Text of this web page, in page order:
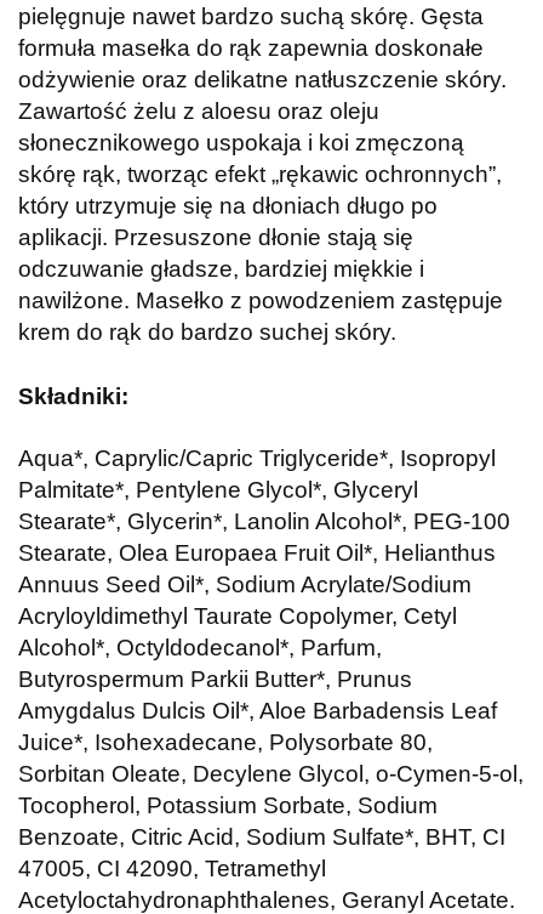
pielęgnuje nawet bardzo suchą skórę. Gęsta
formuła masełka do rąk zapewnia doskonałe
odżywienie oraz delikatne natłuszczenie skóry.
Zawartość żelu z aloesu oraz oleju
słonecznikowego uspokaja i koi zmęczoną
skórę rąk, tworząc efekt „rękawic ochronnych”,
który utrzymuje się na dłoniach długo po
aplikacji. Przesuszone dłonie stają się
odczuwanie gładsze, bardziej miękkie i
nawilżone. Masełko z powodzeniem zastępuje
krem do rąk do bardzo suchej skóry.
Składniki:
Aqua*, Caprylic/Capric Triglyceride*, Isopropyl
Palmitate*, Pentylene Glycol*, Glyceryl
Stearate*, Glycerin*, Lanolin Alcohol*, PEG-100
Stearate, Olea Europaea Fruit Oil*, Helianthus
Annuus Seed Oil*, Sodium Acrylate/Sodium
Acryloyldimethyl Taurate Copolymer, Cetyl
Alcohol*, Octyldodecanol*, Parfum,
Butyrospermum Parkii Butter*, Prunus
Amygdalus Dulcis Oil*, Aloe Barbadensis Leaf
Juice*, Isohexadecane, Polysorbate 80,
Sorbitan Oleate, Decylene Glycol, o-Cymen-5-ol,
Tocopherol, Potassium Sorbate, Sodium
Benzoate, Citric Acid, Sodium Sulfate*, BHT, CI
47005, CI 42090, Tetramethyl
Acetyloctahydronaphthalenes, Geranyl Acetate.